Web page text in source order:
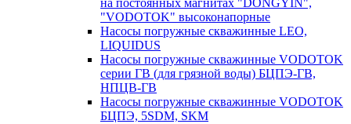
на постоянных магнитах "DONGYIN",
"VODOTOK" высоконапорные
Насосы погружные скважинные LEO,
LIQUIDUS
Насосы погружные скважинные VODOTOK
серии ГВ (для грязной воды) БЦПЭ-ГВ,
НПЦВ-ГВ
Насосы погружные скважинные VODOTOK
БЦПЭ, 5SDM, SKM